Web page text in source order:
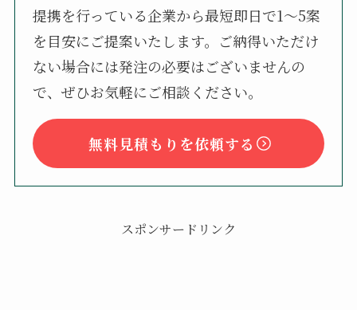
提携を行っている企業から最短即日で1〜5案
を目安にご提案いたします。ご納得いただけ
ない場合には発注の必要はございませんの
で、ぜひお気軽にご相談ください。
無料見積もりを依頼する
スポンサードリンク